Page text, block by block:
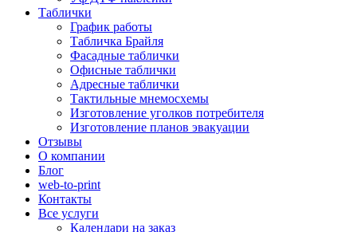
Таблички
График работы
Табличка Брайля
Фасадные таблички
Офисные таблички
Адресные таблички
Тактильные мнемосхемы
Изготовление уголков потребителя
Изготовление планов эвакуации
Отзывы
О компании
Блог
web-to-print
Контакты
Все услуги
Календари на заказ